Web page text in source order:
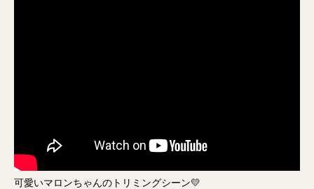
可愛いマロンちゃんのトリミングシーン💛